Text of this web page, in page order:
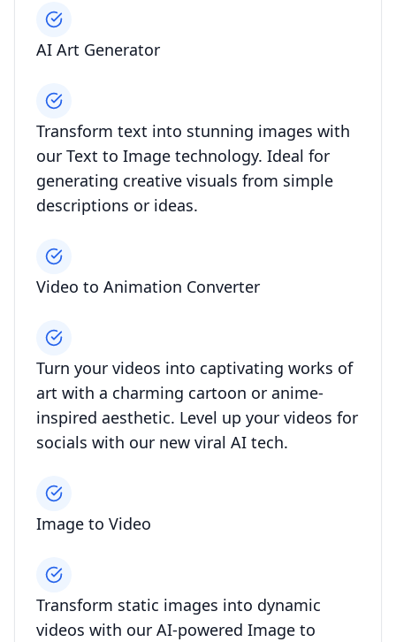
AI Art Generator
Transform text into stunning images with
our Text to Image technology. Ideal for
generating creative visuals from simple
descriptions or ideas.
Video to Animation Converter
Turn your videos into captivating works of
art with a charming cartoon or anime-
inspired aesthetic. Level up your videos for
socials with our new viral AI tech.
Image to Video
Transform static images into dynamic
videos with our AI-powered Image to